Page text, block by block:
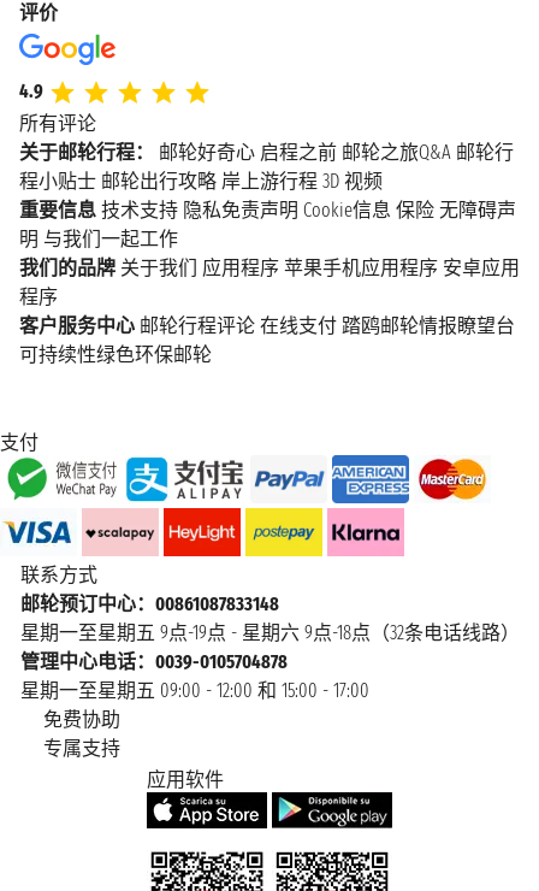
评价
4.9
所有评论
关于邮轮行程：
邮轮好奇心 启程之前 邮轮之旅Q&A 邮轮行
程小贴士 邮轮出行攻略 岸上游行程 3D 视频
重要信息 技术支持 隐私免责声明 Cookie信息 保险 无障碍声
明 与我们一起工作
我们的品牌 关于我们 应用程序 苹果手机应用程序 安卓应用
程序
客户服务中心 邮轮行程评论 在线支付 踏鸥邮轮情报瞭望台
可持续性绿色环保邮轮
支付
联系方式
邮轮预订中心：00861087833148
星期一至星期五 9点-19点 - 星期六 9点-18点（32条电话线路）
管理中心电话：0039-0105704878
星期一至星期五 09:00 - 12:00 和 15:00 - 17:00
免费协助
专属支持
应用软件